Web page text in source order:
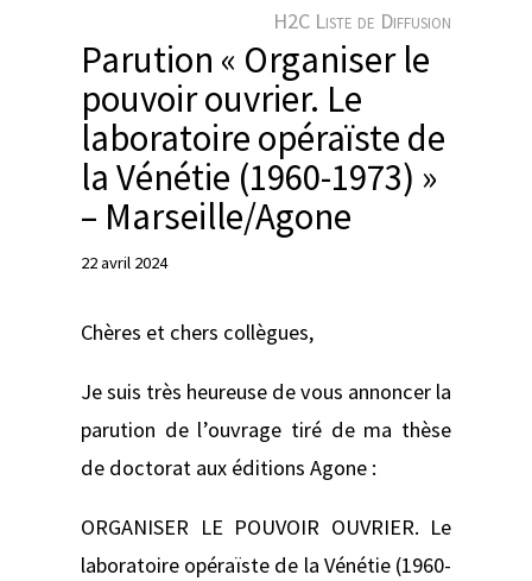
H2C Liste de Diffusion
Parution « Organiser le
pouvoir ouvrier. Le
laboratoire opéraïste de
la Vénétie (1960-1973) »
– Marseille/Agone
22 avril 2024
Chères et chers collègues,
Je suis très heureuse de vous annoncer la
parution de l’ouvrage tiré de ma thèse
de doctorat aux éditions Agone :
ORGANISER LE POUVOIR OUVRIER. Le
laboratoire opéraïste de la Vénétie (1960-